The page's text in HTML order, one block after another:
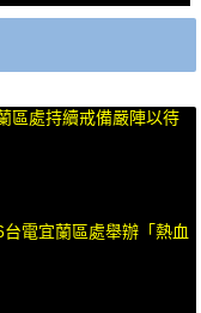
區處持續戒備嚴陣以待
電宜蘭區處舉辦「熱血